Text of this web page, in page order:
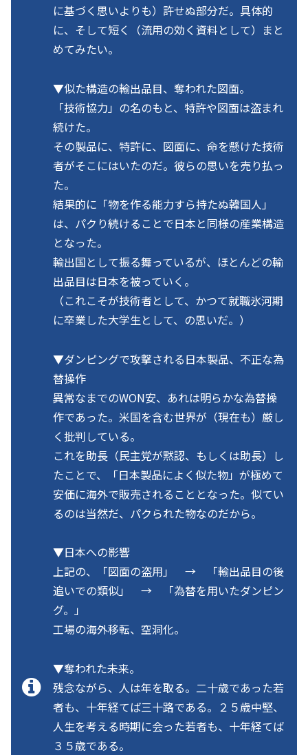
に基づく思いよりも）許せぬ部分だ。具体的
に、そして短く（流用の効く資料として）まと
めてみたい。
▼似た構造の輸出品目、奪われた図面。
「技術協力」の名のもと、特許や図面は盗まれ
続けた。
その製品に、特許に、図面に、命を懸けた技術
者がそこにはいたのだ。彼らの思いを売り払っ
た。
結果的に「物を作る能力すら持たぬ韓国人」
は、パクり続けることで日本と同様の産業構造
となった。
輸出国として振る舞っているが、ほとんどの輸
出品目は日本を被っていく。
（これこそが技術者として、かつて就職氷河期
に卒業した大学生として、の思いだ。）
▼ダンピングで攻撃される日本製品、不正な為
替操作
異常なまでのWON安、あれは明らかな為替操
作であった。米国を含む世界が（現在も）厳し
く批判している。
これを助長（民主党が黙認、もしくは助長）し
たことで、「日本製品によく似た物」が極めて
安価に海外で販売されることとなった。似てい
るのは当然だ、パクられた物なのだから。
▼日本への影響
上記の、「図面の盗用」 → 「輸出品目の後
追いでの類似」 → 「為替を用いたダンピン
グ。」
工場の海外移転、空洞化。
▼奪われた未来。
残念ながら、人は年を取る。二十歳であった若
者も、十年経てば三十路である。２５歳中堅、
人生を考える時期に会った若者も、十年経てば
３５歳である。